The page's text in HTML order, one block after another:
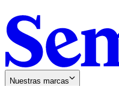
Nuestras marcas